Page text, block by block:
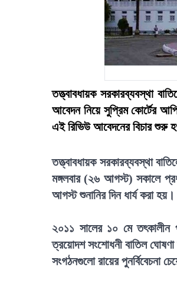
তত্ত্বাবধায়ক সরকারব্যবস্থা
আবেদন নিয়ে সুপ্রিম কোর্টের
এই রিভিউ আবেদনের বিচার শুরু
তত্ত্বাবধায়ক সরকারব্যবস্থা
মঙ্গলবার (২৬ আগস্ট) সকালে
আগস্ট শুনানির দিন ধার্য করা হয়।
২০১১ সালের ১০ মে তৎকালীন
ত্রয়োদশ সংশোধনী বাতিল
সংগঠনগুলো রায়ের পুনর্বিবেচনা